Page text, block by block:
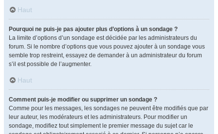
Haut
Pourquoi ne puis-je pas ajouter plus d’options à un sondage ?
La limite d’options d’un sondage est décidée par les administrateurs du
forum. Si le nombre d’options que vous pouvez ajouter à un sondage vous
semble trop restreint, essayez de demander à un administrateur du forum
s’il est possible de l’augmenter.
Haut
Comment puis-je modifier ou supprimer un sondage ?
Comme pour les messages, les sondages ne peuvent être modifiés que par
leur auteur, les modérateurs et les administrateurs. Pour modifier un
sondage, modifiez tout simplement le premier message du sujet car le